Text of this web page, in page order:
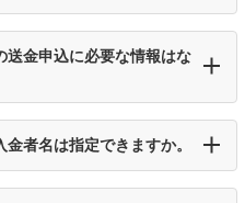
送金申込に必要な情報はな
者名は指定できますか。